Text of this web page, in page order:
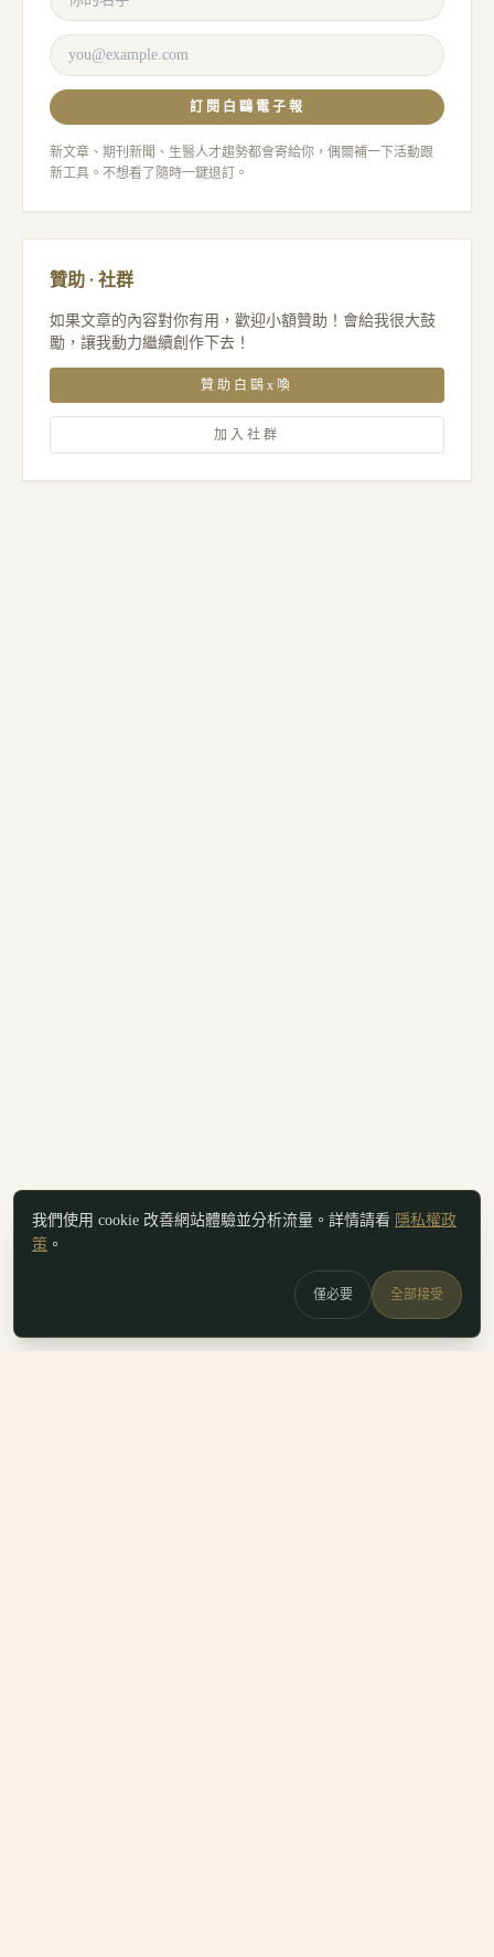
訂閱白鷗電子報
新文章、期刊新聞、生醫人才趨勢都會寄給你，偶爾補一下活動跟
新工具。不想看了隨時一鍵退訂。
贊助 · 社群
如果文章的內容對你有用，歡迎小額贊助！會給我很大鼓
勵，讓我動力繼續創作下去！
贊助白鷗x喚
加入社群
我們使用 cookie 改善網站體驗並分析流量。詳情請看 隱私權政
策 。
僅必要 全部接受